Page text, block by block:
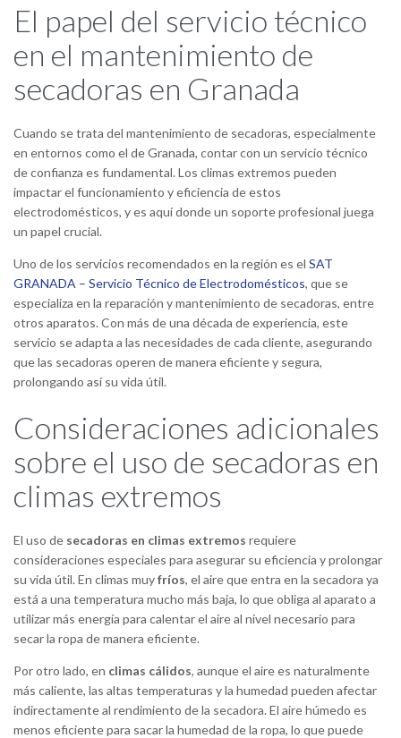
El papel del servicio técnico
en el mantenimiento de
secadoras en Granada
Cuando se trata del mantenimiento de secadoras, especialmente
en entornos como el de Granada, contar con un servicio técnico
de confianza es fundamental. Los climas extremos pueden
impactar el funcionamiento y eficiencia de estos
electrodomésticos, y es aquí donde un soporte profesional juega
un papel crucial.
Uno de los servicios recomendados en la región es el SAT
GRANADA – Servicio Técnico de Electrodomésticos, que se
especializa en la reparación y mantenimiento de secadoras, entre
otros aparatos. Con más de una década de experiencia, este
servicio se adapta a las necesidades de cada cliente, asegurando
que las secadoras operen de manera eficiente y segura,
prolongando así su vida útil.
Consideraciones adicionales
sobre el uso de secadoras en
climas extremos
El uso de secadoras en climas extremos requiere
consideraciones especiales para asegurar su eficiencia y prolongar
su vida útil. En climas muyfríos, el aire que entra en la secadora ya
está a una temperatura mucho más baja, lo que obliga al aparato a
utilizar más energía para calentar el aire al nivel necesario para
secar la ropa de manera eficiente.
Por otro lado, en climas cálidos, aunque el aire es naturalmente
más caliente, las altas temperaturas y la humedad pueden afectar
indirectamente al rendimiento de la secadora. El aire húmedo es
menos eficiente para sacar la humedad de la ropa, lo que puede